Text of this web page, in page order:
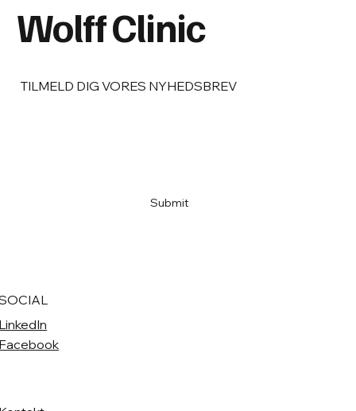
Wolff Clinic
TILMELD DIG VORES NYHEDSBREV
Submit